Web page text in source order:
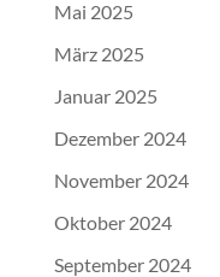
Mai 2025
März 2025
Januar 2025
Dezember 2024
November 2024
Oktober 2024
September 2024